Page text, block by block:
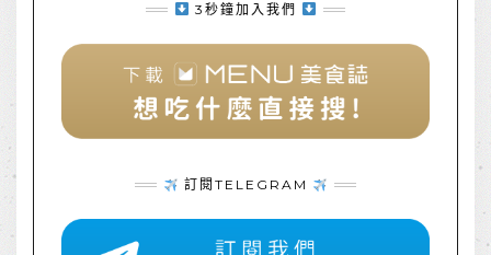
3秒鐘加入我們
訂閱TELEGRAM